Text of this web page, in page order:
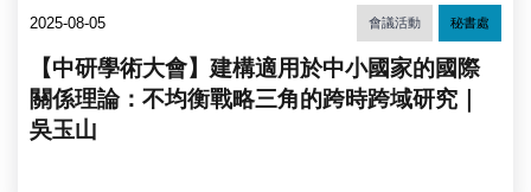
2025-08-05 會議活動 秘書處
【中研學術大會】建構適用於中小國家的國際
關係理論：不均衡戰略三角的跨時跨域研究｜
吳玉山